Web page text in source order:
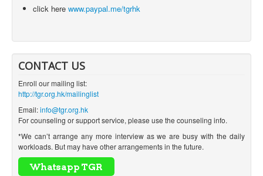
click here www.paypal.me/tgrhk
CONTACT US
Enroll our mailing list:
http://tgr.org.hk/mailinglist
Email:info@tgr.org.hk
For counseling or support service, please use the counseling info.
*We can’t arrange any more interview as we are busy with the daily
workloads. But may have other arrangements in the future.